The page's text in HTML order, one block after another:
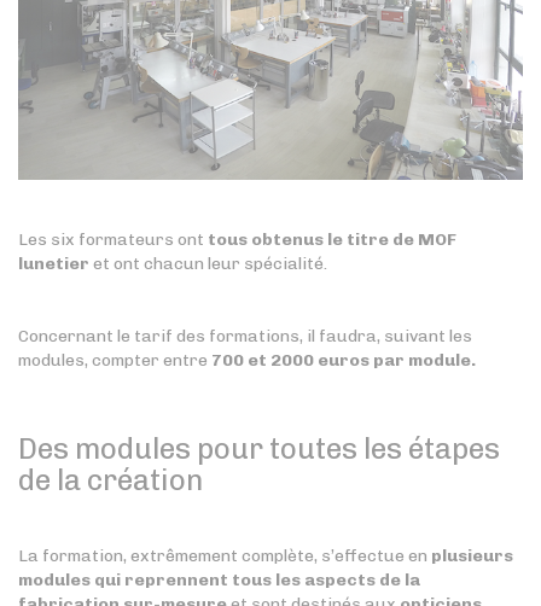
Les six formateurs ont tous obtenus le titre de MOF
lunetier et ont chacun leur spécialité.
Concernant le tarif des formations, il faudra, suivant les
modules, compter entre 700 et 2000 euros par module.
Des modules pour toutes les étapes
de la création
La formation, extrêmement complète, s’effectue en plusieurs
modules qui reprennent tous les aspects de la